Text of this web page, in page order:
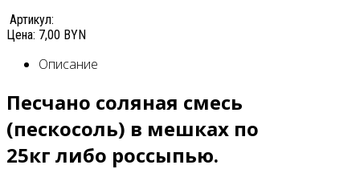
Артикул:
Цена: 7,00 BYN
Описание
Песчано соляная смесь
(пескосоль) в мешках по
25кг либо россыпью.